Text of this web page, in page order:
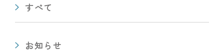
すべて
お知らせ